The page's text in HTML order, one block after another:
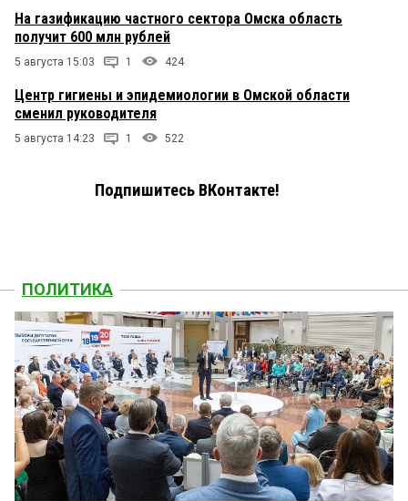
На газификацию частного сектора Омска область
получит 600 млн рублей
5 августа 15:03 1 424
Центр гигиены и эпидемиологии в Омской области
сменил руководителя
5 августа 14:23 1 522
Подпишитесь ВКонтакте!
ПОЛИТИКА